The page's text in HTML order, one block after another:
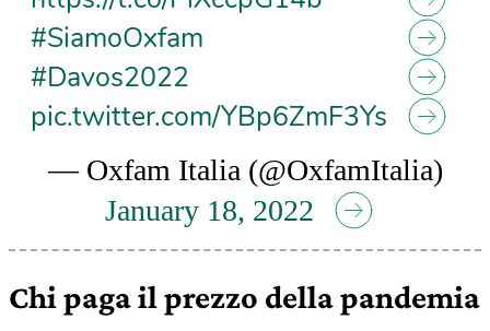
#SiamoOxfam
#Davos2022
pic.twitter.com/YBp6ZmF3Ys
— Oxfam Italia (@OxfamItalia)
January 18, 2022
Chi paga il prezzo della pandemia